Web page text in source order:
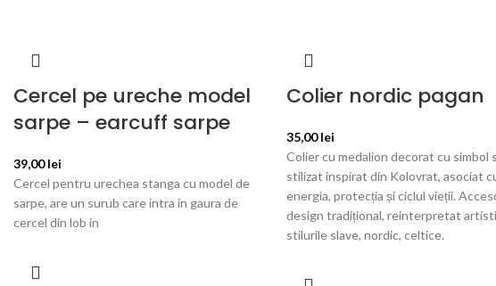
Cercel pe ureche model
sarpe – earcuff sarpe
39,00lei
Cercel pentru urechea stanga cu model de
sarpe, are un surub care intra in gaura de
cercel din lob in
Colier nordic pagan
35,00lei
Colier cu medalion decorat cu simbol
stilizat inspirat din Kolovrat, asociat
energia, protecția și ciclul vieții.
design tradițional, reinterpretat
stilurile slave, nordic, celtice.